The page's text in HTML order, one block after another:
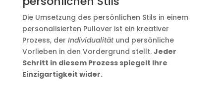
Die Umsetzung des persönlichen Stils in einem
personalisierten Pullover ist ein kreativer
Prozess, der Individualitätund persönliche
Vorlieben in den Vordergrund stellt. Jeder
Schritt in diesem Prozess spiegelt Ihre
Einzigartigkeit wider.